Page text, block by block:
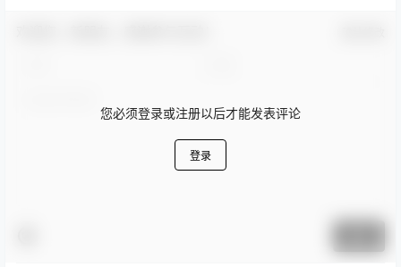
您必须登录或注册以后才能发表评论
登录